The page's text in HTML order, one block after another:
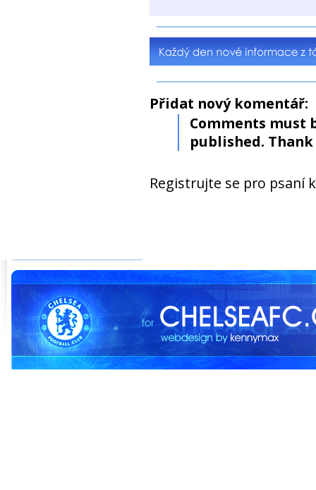
Přidat nový komentář:
Comments must
published. Thank
Registrujte se pro psaní